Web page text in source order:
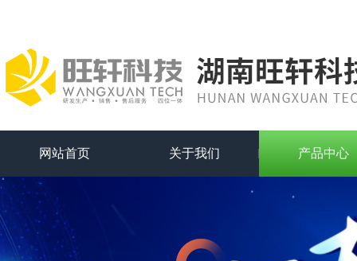
网站首页 关于我们 产品中心